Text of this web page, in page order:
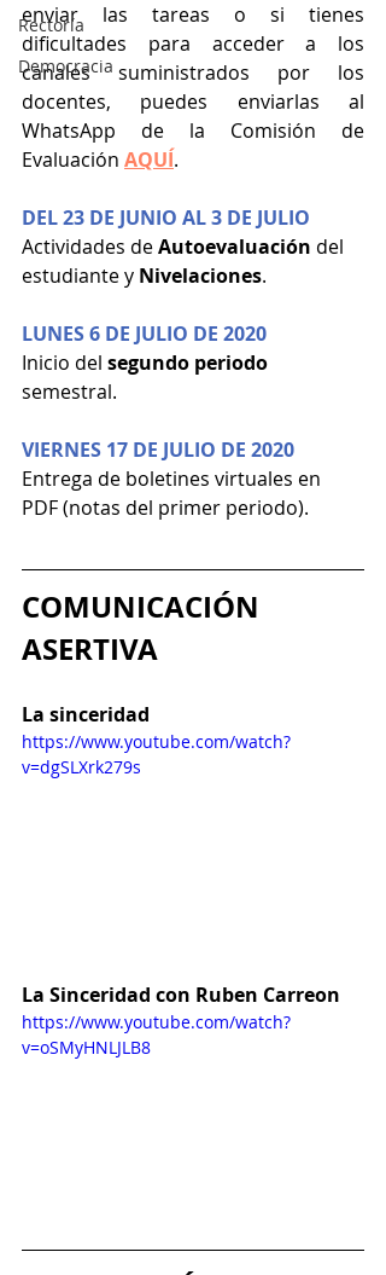
Rectoría
Democracia
enviar las tareas o si tienes
dificultades para acceder a los
canales suministrados por los
docentes, puedes enviarlas al
WhatsApp de la Comisión de
Evaluación AQUÍ.
DEL 23 DE JUNIO AL 3 DE JULIO
Actividades de Autoevaluación del
estudiante y Nivelaciones.
LUNES 6 DE JULIO DE 2020
Inicio del segundo periodo
semestral.
VIERNES 17 DE JULIO DE 2020
Entrega de boletines virtuales en
PDF (notas del primer periodo).
COMUNICACIÓN
ASERTIVA
La sinceridad
https://www.youtube.com/watch?
v=dgSLXrk279s
La Sinceridad con Ruben Carreon
https://www.youtube.com/watch?
v=oSMyHNLJLB8